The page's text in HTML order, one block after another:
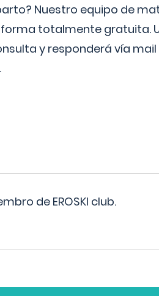
Nuestro equipo de
totalmente gratuita.
y responderá vía mail
de EROSKI club.